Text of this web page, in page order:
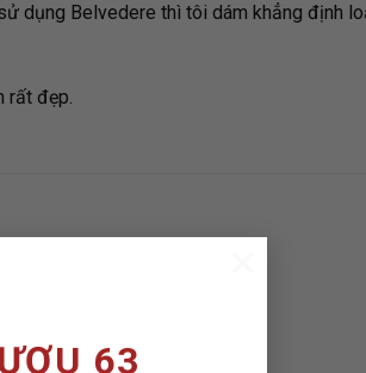
63
dụng Belvedere thì tôi dám khẳng định
rất đẹp.